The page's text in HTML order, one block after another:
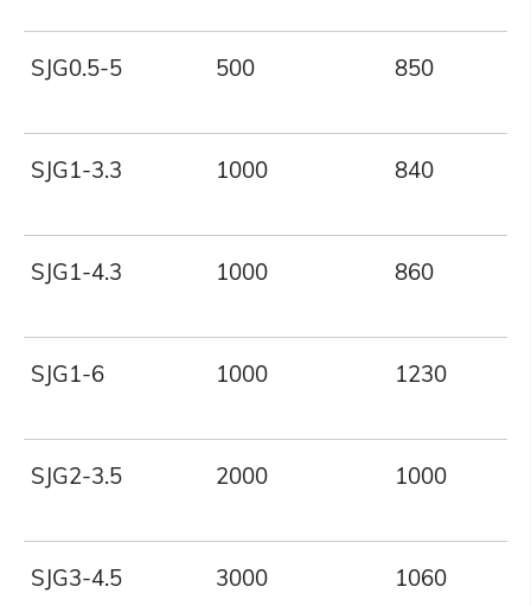
SJG0.5-5 500 850
SJG1-3.3 1000 840
SJG1-4.3 1000 860
SJG1-6 1000 1230
SJG2-3.5 2000 1000
SJG3-4.5 3000 1060